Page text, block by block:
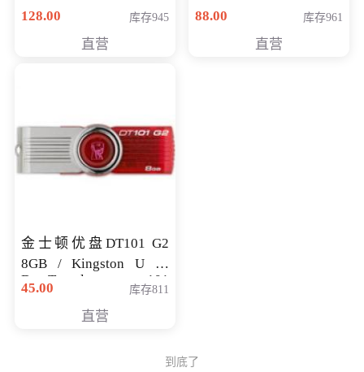
128.00
库存945
直营
88.00
库存961
直营
金士顿优盘DT101 G2
8GB / Kingston U 盘
DataTraveler 101
Generati
45.00 库存811
直营
到底了